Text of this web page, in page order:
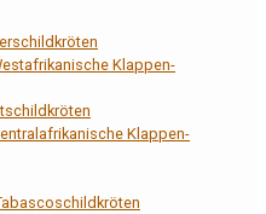
Klappen-
Klappen-